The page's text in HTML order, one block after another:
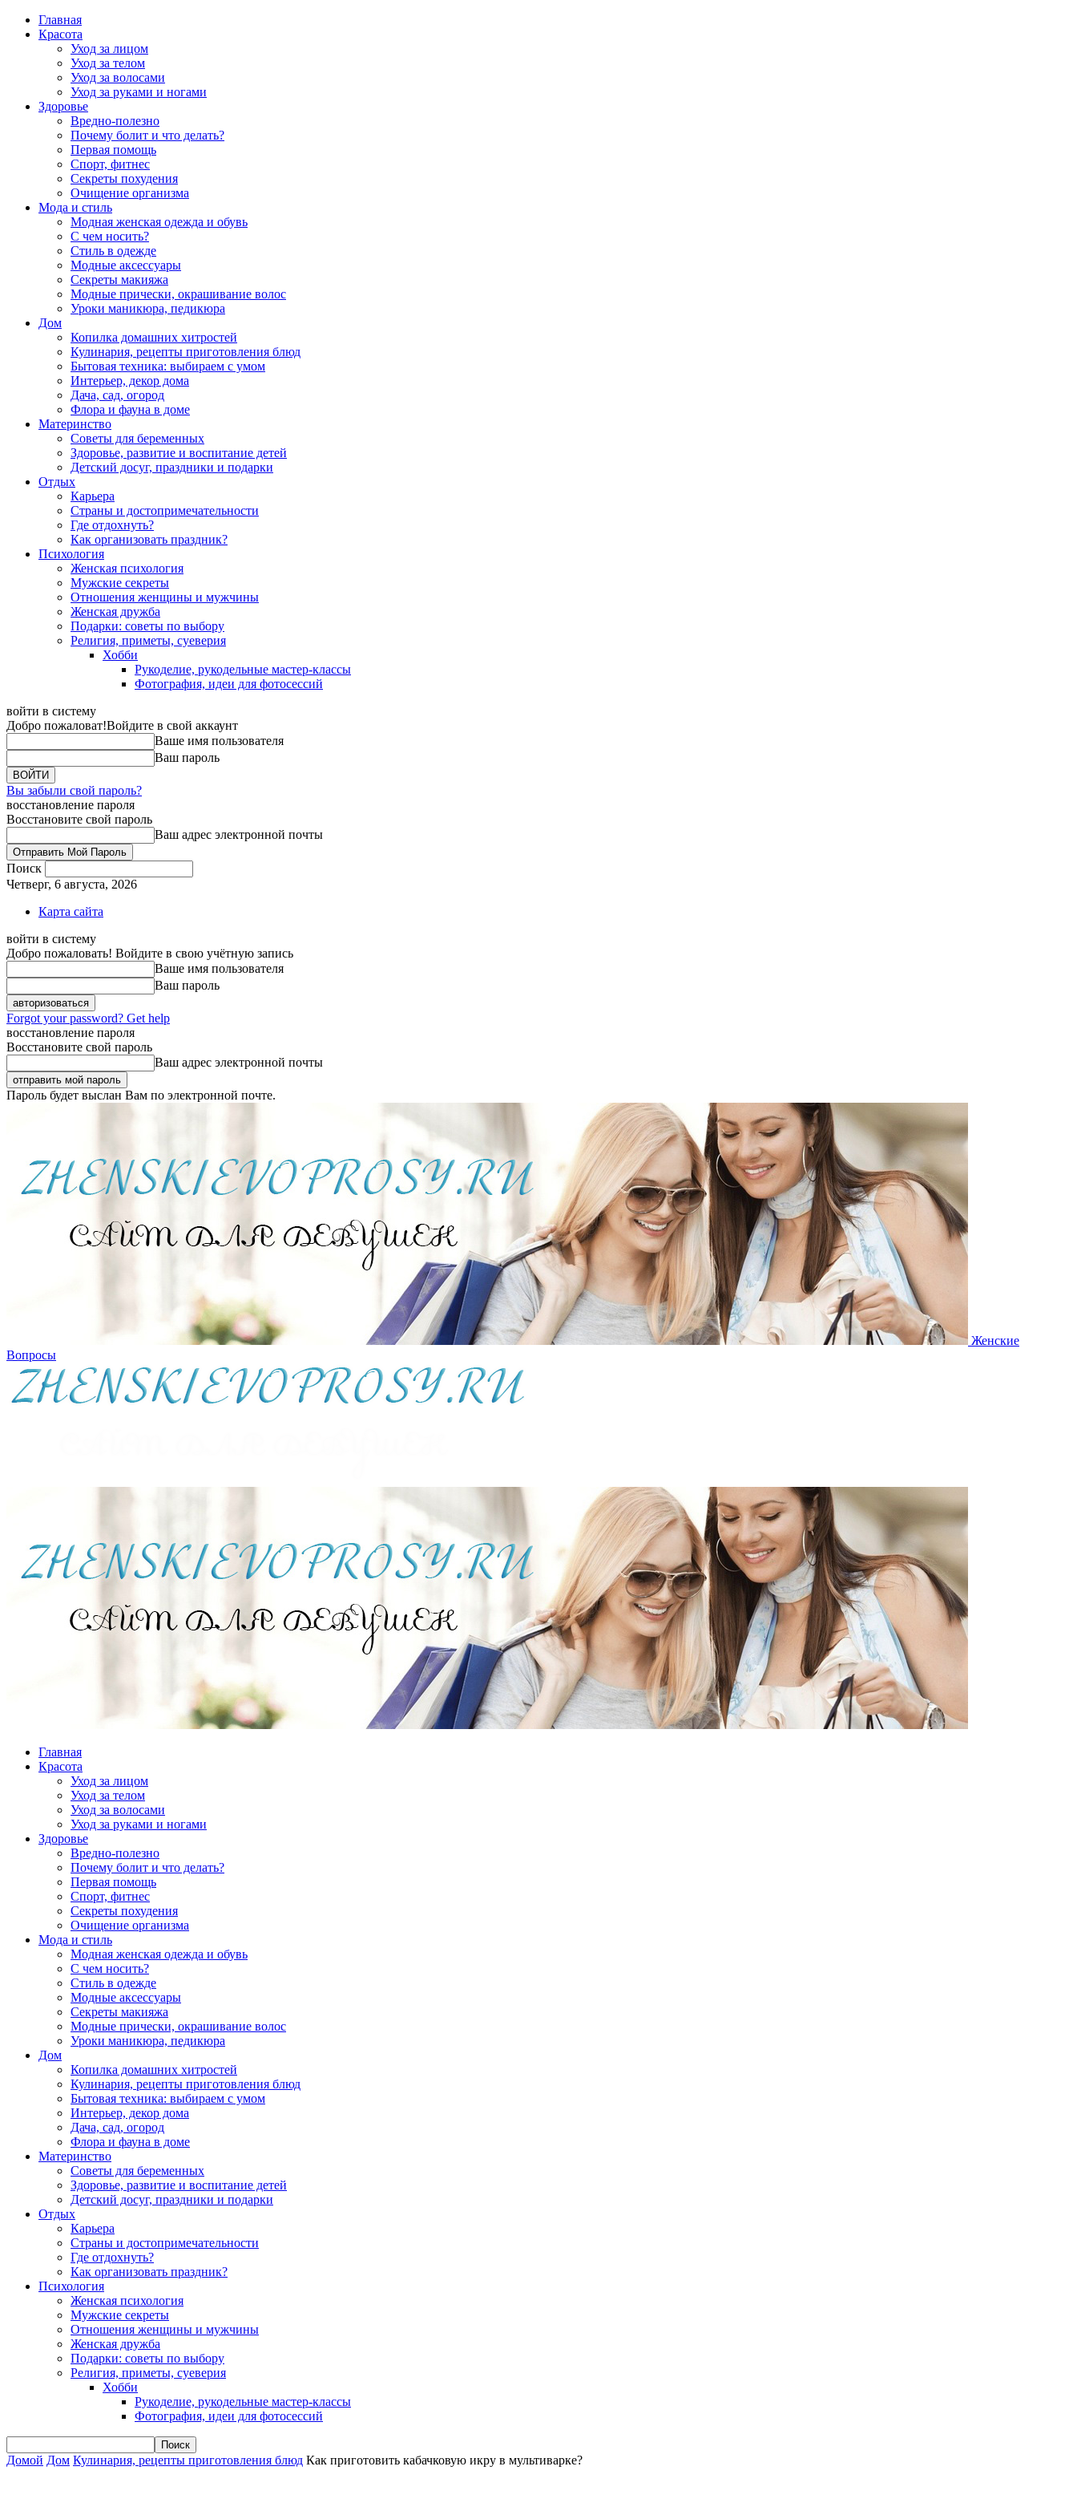
Главная
Красота
Уход за лицом
Уход за телом
Уход за волосами
Уход за руками и ногами
Здоровье
Вредно-полезно
Почему болит и что делать?
Первая помощь
Спорт, фитнес
Секреты похудения
Очищение организма
Мода и стиль
Модная женская одежда и обувь
С чем носить?
Стиль в одежде
Модные аксессуары
Секреты макияжа
Модные прически, окрашивание волос
Уроки маникюра, педикюра
Дом
Копилка домашних хитростей
Кулинария, рецепты приготовления блюд
Бытовая техника: выбираем с умом
Интерьер, декор дома
Дача, сад, огород
Флора и фауна в доме
Материнство
Советы для беременных
Здоровье, развитие и воспитание детей
Детский досуг, праздники и подарки
Отдых
Карьера
Страны и достопримечательности
Где отдохнуть?
Как организовать праздник?
Психология
Женская психология
Мужские секреты
Отношения женщины и мужчины
Женская дружба
Подарки: советы по выбору
Религия, приметы, суеверия
Хобби
Рукоделие, рукодельные мастер-классы
Фотография, идеи для фотосессий
войти в систему
Добро пожаловат!Войдите в свой аккаунт
Ваше имя пользователя
Ваш пароль
Вы забыли свой пароль?
восстановление пароля
Восстановите свой пароль
Ваш адрес электронной почты
Поиск
Четверг, 6 августа, 2026
Карта сайта
войти в систему
Добро пожаловать! Войдите в свою учётную запись
Ваше имя пользователя
Ваш пароль
Forgot your password? Get help
восстановление пароля
Восстановите свой пароль
Ваш адрес электронной почты
Пароль будет выслан Вам по электронной почте.
Женские
Вопросы
Главная
Красота
Уход за лицом
Уход за телом
Уход за волосами
Уход за руками и ногами
Здоровье
Вредно-полезно
Почему болит и что делать?
Первая помощь
Спорт, фитнес
Секреты похудения
Очищение организма
Мода и стиль
Модная женская одежда и обувь
С чем носить?
Стиль в одежде
Модные аксессуары
Секреты макияжа
Модные прически, окрашивание волос
Уроки маникюра, педикюра
Дом
Копилка домашних хитростей
Кулинария, рецепты приготовления блюд
Бытовая техника: выбираем с умом
Интерьер, декор дома
Дача, сад, огород
Флора и фауна в доме
Материнство
Советы для беременных
Здоровье, развитие и воспитание детей
Детский досуг, праздники и подарки
Отдых
Карьера
Страны и достопримечательности
Где отдохнуть?
Как организовать праздник?
Психология
Женская психология
Мужские секреты
Отношения женщины и мужчины
Женская дружба
Подарки: советы по выбору
Религия, приметы, суеверия
Хобби
Рукоделие, рукодельные мастер-классы
Фотография, идеи для фотосессий
Домой Дом Кулинария, рецепты приготовления блюд Как приготовить кабачковую икру в мультиварке?